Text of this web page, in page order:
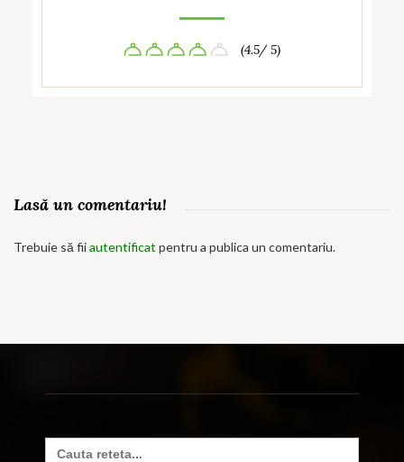
(4.5/ 5)
Lasă un comentariu!
Trebuie să fiiautentificat pentru a publica un comentariu.
Search
for: